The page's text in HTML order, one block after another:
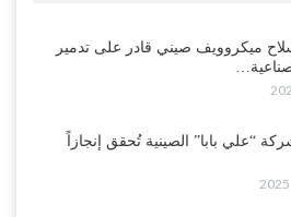
ميكروويف صيني قادر على تدمير
“علي بابا” الصينية تُحقق إنجازاً